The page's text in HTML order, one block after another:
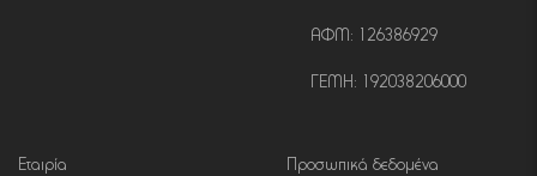
ΑΦΜ: 126386929
ΓΕΜΗ: 192038206000
Εταιρία Προσωπικά δεδομένα